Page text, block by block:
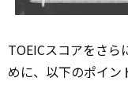
TOEICスコアをさら
めに、以下のポイン